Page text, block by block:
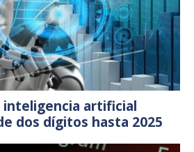
inteligencia artificial
dos dígitos hasta 2025